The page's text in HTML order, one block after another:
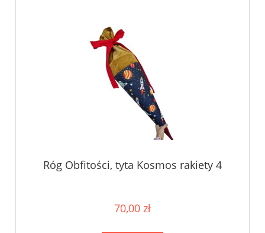
Róg Obfitości, tyta Kosmos rakiety 4
70,00 zł